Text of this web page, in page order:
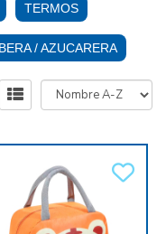
TERMOS
/ AZUCARERA